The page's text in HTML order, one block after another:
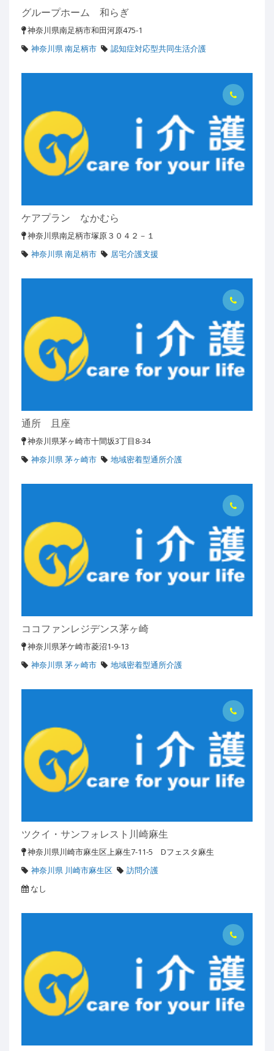
グループホーム 和らぎ
神奈川県南足柄市和田河原475-1
神奈川県 南足柄市
認知症対応型共同生活介護
ケアプラン なかむら
神奈川県南足柄市塚原３０４２－１
神奈川県 南足柄市
居宅介護支援
通所 且座
神奈川県茅ヶ崎市十間坂3丁目8-34
神奈川県 茅ヶ崎市
地域密着型通所介護
ココファンレジデンス茅ヶ崎
神奈川県茅ケ崎市菱沼1-9-13
神奈川県 茅ヶ崎市
地域密着型通所介護
ツクイ・サンフォレスト川崎麻生
神奈川県川崎市麻生区上麻生7-11-5 Dフェスタ麻生
神奈川県 川崎市麻生区
訪問介護
なし